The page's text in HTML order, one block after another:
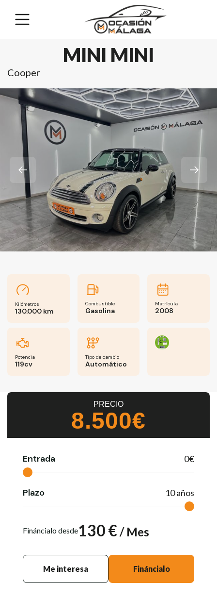
MINI MINI
Cooper
Kilómetros
130.000 km
Combustible
Gasolina
Matrícula
2008
Potencia
119cv
Tipo de cambio
Automático
PRECIO
8.500€
Entrada 0€
Plazo 10años
Fináncialo desde130€/ Mes
Me interesa Fináncialo